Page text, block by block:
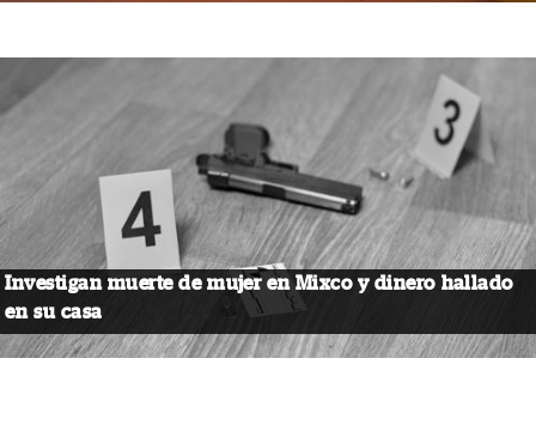
Investigan muerte de mujer en Mixco y dinero hallado
en su casa